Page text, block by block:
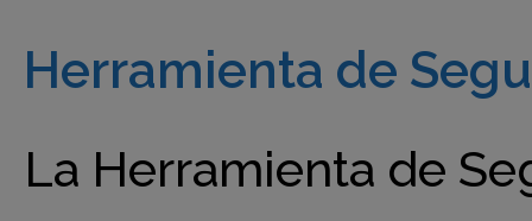
Herramienta de
La Herramienta de